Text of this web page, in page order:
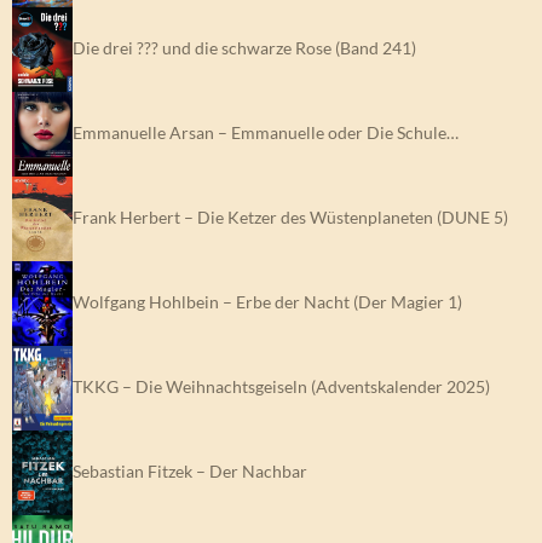
Die drei ??? und die schwarze Rose (Band 241)
Emmanuelle Arsan – Emmanuelle oder Die Schule…
Frank Herbert – Die Ketzer des Wüstenplaneten (DUNE 5)
Wolfgang Hohlbein – Erbe der Nacht (Der Magier 1)
TKKG – Die Weihnachtsgeiseln (Adventskalender 2025)
Sebastian Fitzek – Der Nachbar